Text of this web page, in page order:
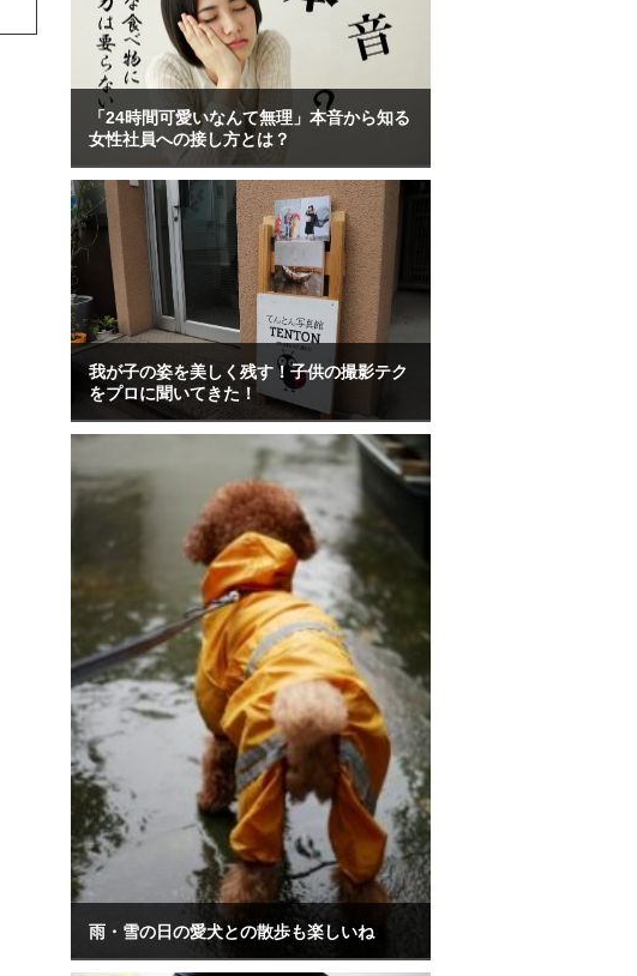
「24時間可愛いなんて無理」本音から知る
女性社員への接し方とは？
我が子の姿を美しく残す！子供の撮影テク
をプロに聞いてきた！
雨・雪の日の愛犬との散歩も楽しいね